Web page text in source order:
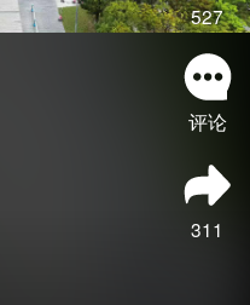
527
评论
311